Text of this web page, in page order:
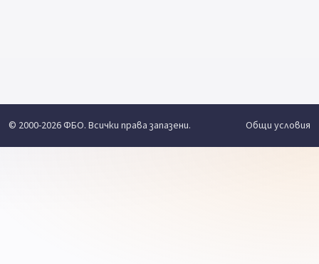
© 2000-2026 ФБО. Всички права запазени. Общи условия